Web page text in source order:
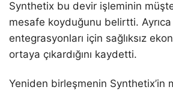
Synthetix bu devir işleminin
mesafe koyduğunu belirtti.
entegrasyonları için sağlıksız
ortaya çıkardığını kaydetti.
Yeniden birleşmenin Synthetix’in